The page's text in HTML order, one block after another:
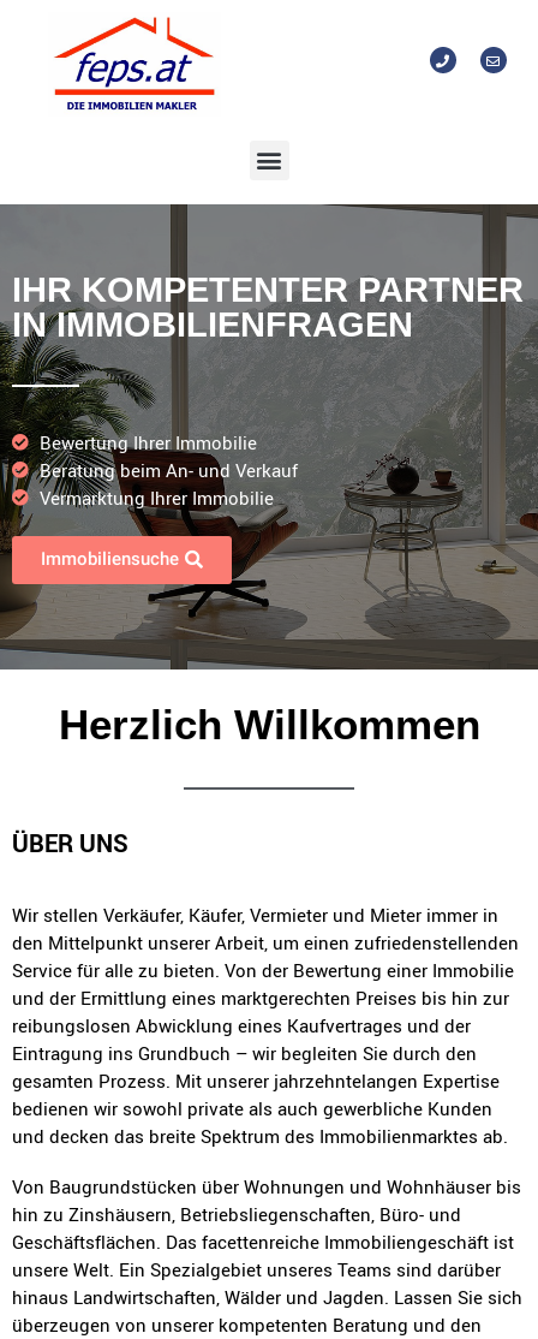
IHR KOMPETENTER PARTNER
IN IMMOBILIENFRAGEN
Bewertung Ihrer Immobilie
Beratung beim An- und Verkauf
Vermarktung Ihrer Immobilie
Immobiliensuche
Herzlich Willkommen
ÜBER UNS
Wir stellen Verkäufer, Käufer, Vermieter und Mieter immer in
den Mittelpunkt unserer Arbeit, um einen zufriedenstellenden
Service für alle zu bieten. Von der Bewertung einer Immobilie
und der Ermittlung eines marktgerechten Preises bis hin zur
reibungslosen Abwicklung eines Kaufvertrages und der
Eintragung ins Grundbuch – wir begleiten Sie durch den
gesamten Prozess. Mit unserer jahrzehntelangen Expertise
bedienen wir sowohl private als auch gewerbliche Kunden
und decken das breite Spektrum des Immobilienmarktes ab.
Von Baugrundstücken über Wohnungen und Wohnhäuser bis
hin zu Zinshäusern, Betriebsliegenschaften, Büro- und
Geschäftsflächen. Das facettenreiche Immobiliengeschäft ist
unsere Welt. Ein Spezialgebiet unseres Teams sind darüber
hinaus Landwirtschaften, Wälder und Jagden. Lassen Sie sich
überzeugen von unserer kompetenten Beratung und den